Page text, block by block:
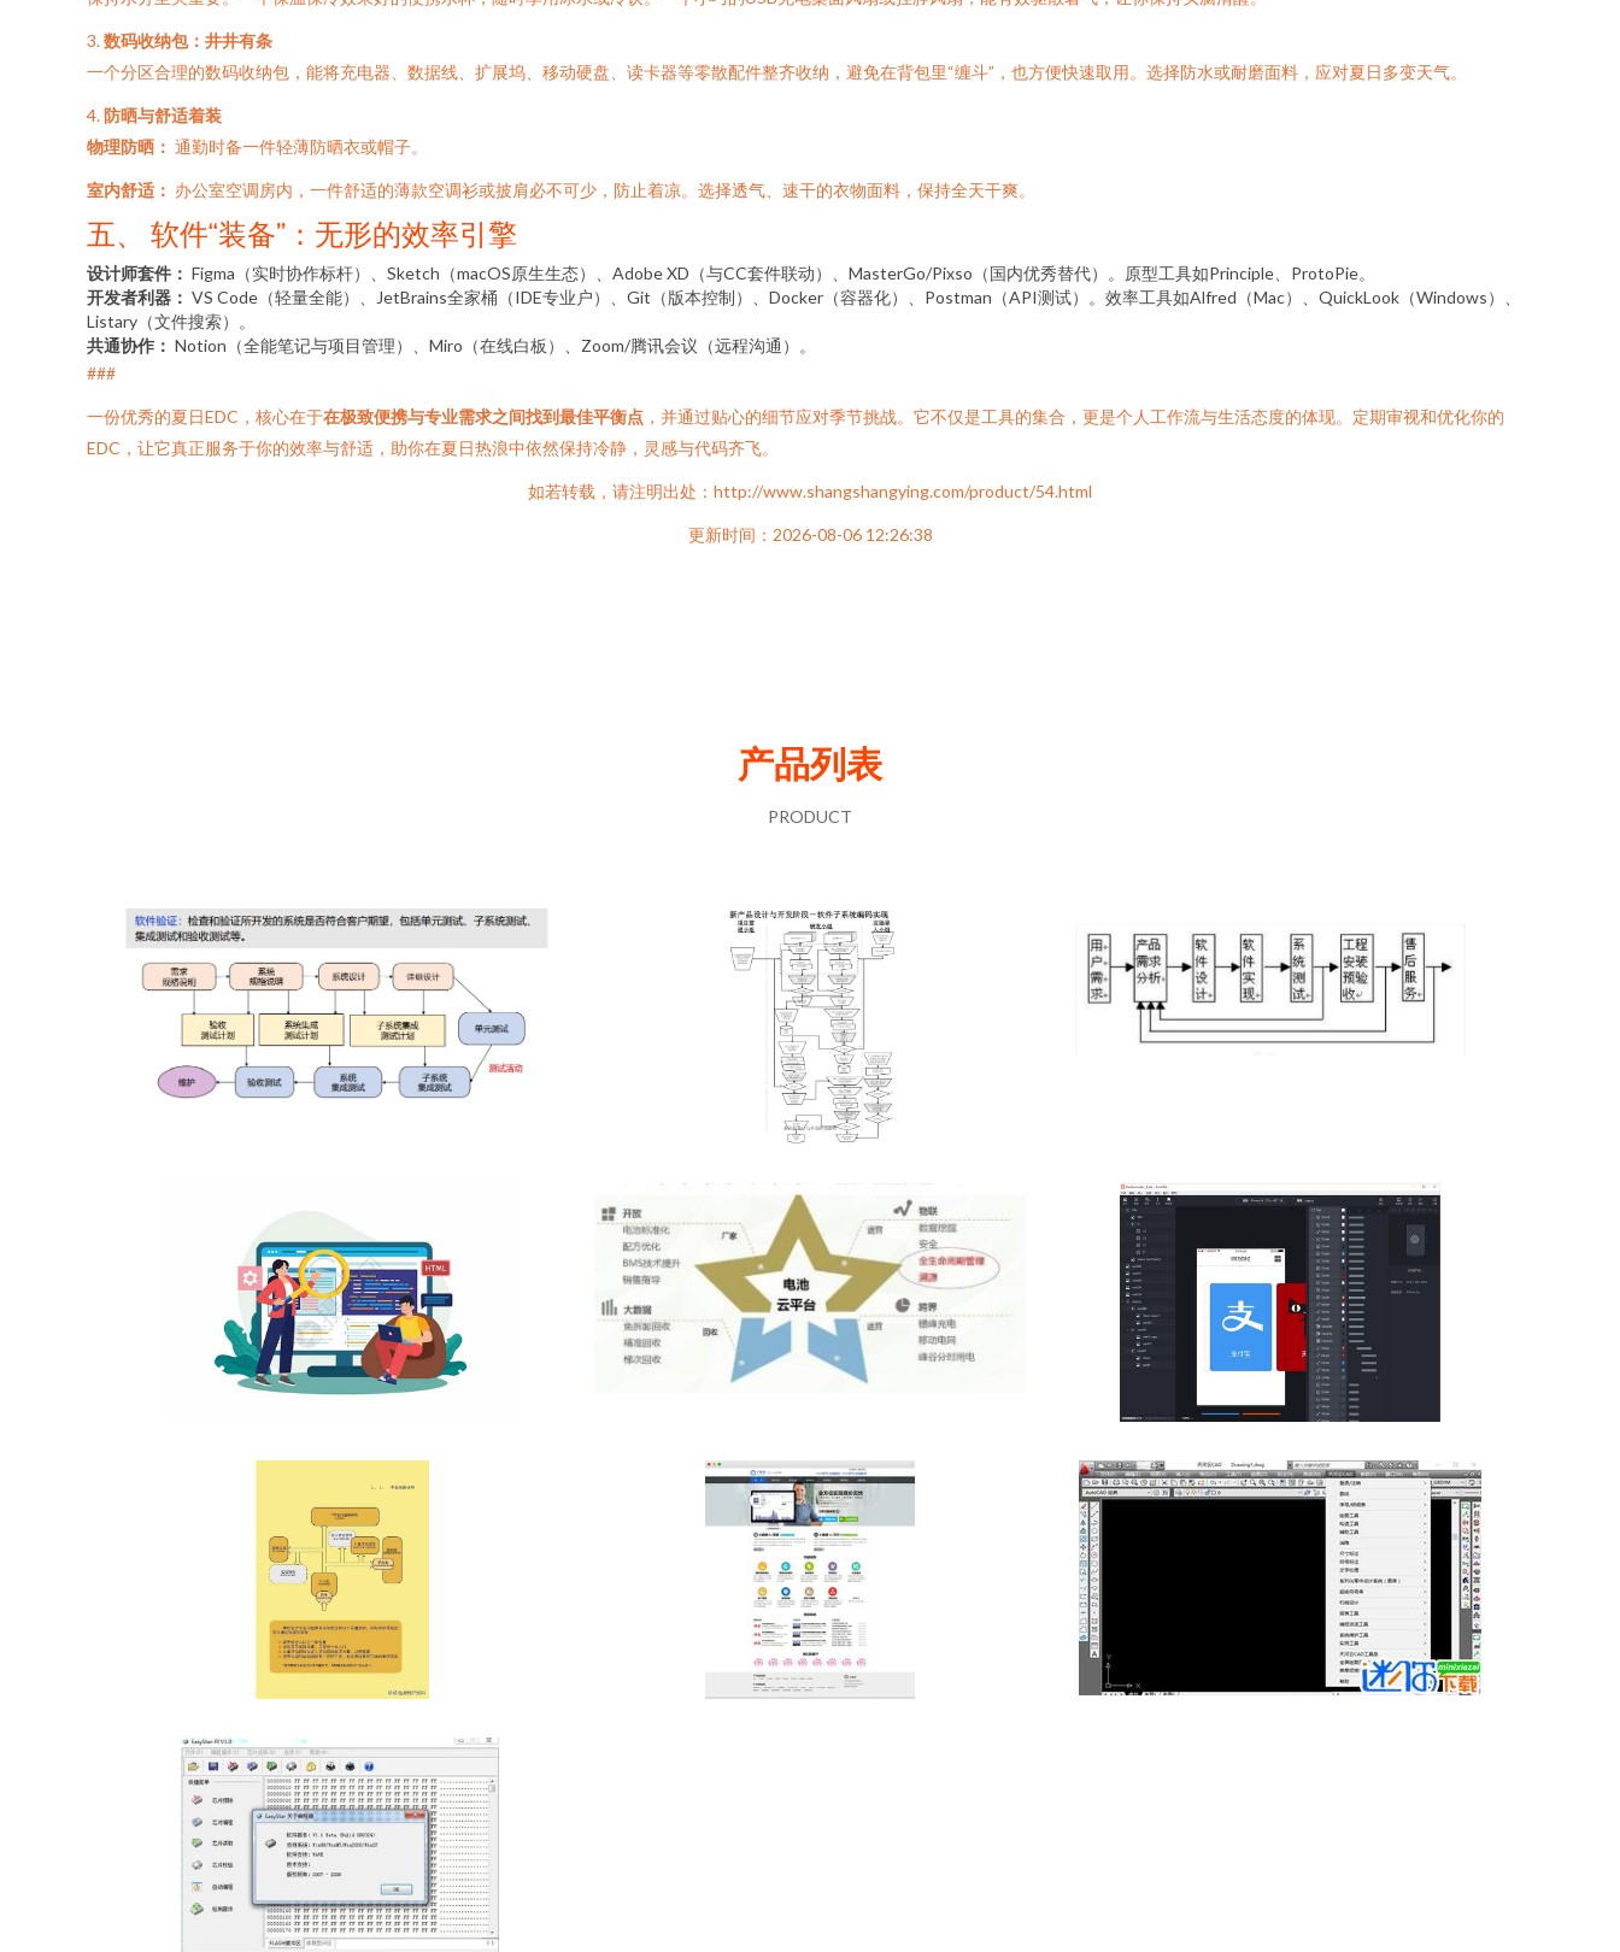
3.数码收纳包：井井有条
一个分区合理的数码收纳包，能将充电器、数据线、扩展坞、移动硬盘、读卡器等零散配件整齐收纳，避免在背包里“缠斗”，也方便快速取用。选择防水或耐磨面料，应对夏日多变天气。
4. 防晒与舒适着装
物理防晒： 通勤时备一件轻薄防晒衣或帽子。
室内舒适： 办公室空调房内，一件舒适的薄款空调衫或披肩必不可少，防止着凉。选择透气、速干的衣物面料，保持全天干爽。
五、 软件“装备”：无形的效率引擎
设计师套件： Figma（实时协作标杆）、Sketch（macOS原生生态）、Adobe XD（与CC套件联动）、MasterGo/Pixso（国内优秀替代）。原型工具如Principle、ProtoPie。
开发者利器： VS Code（轻量全能）、JetBrains全家桶（IDE专业户）、Git（版本控制）、Docker（容器化）、Postman（API测试）。效率工具如Alfred（Mac）、QuickLook（Windows）、
Listary（文件搜索）。
共通协作： Notion（全能笔记与项目管理）、Miro（在线白板）、Zoom/腾讯会议（远程沟通）。
###
一份优秀的夏日EDC，核心在于在极致便携与专业需求之间找到最佳平衡点 ，并通过贴心的细节应对季节挑战。它不仅是工具的集合，更是个人工作流与生活态度的体现。定期审视和优化你的
EDC，让它真正服务于你的效率与舒适，助你在夏日热浪中依然保持冷静，灵感与代码齐飞。
如若转载，请注明出处：http://www.shangshangying.com/product/54.html
更新时间：2026-08-06 12:26:38
产品列表
PRODUCT